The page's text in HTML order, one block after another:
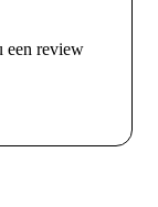
een review